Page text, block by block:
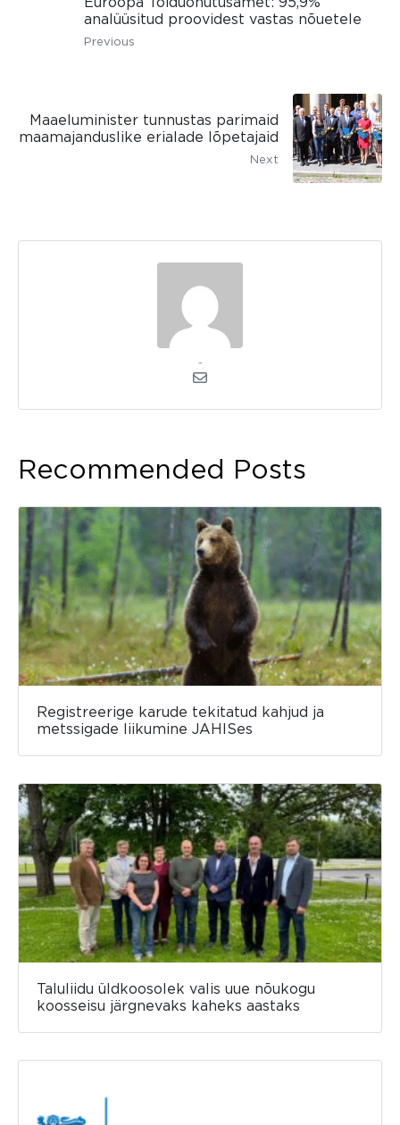
analüüsitud proovidest vastas nõuetele
Previous
Maaeluminister tunnustas parimaid
maamajanduslike erialade lõpetajaid
Next
Recommended Posts
Registreerige karude tekitatud kahjud ja
metssigade liikumine JAHISes
Taluliidu üldkoosolek valis uue nõukogu
koosseisu järgnevaks kaheks aastaks